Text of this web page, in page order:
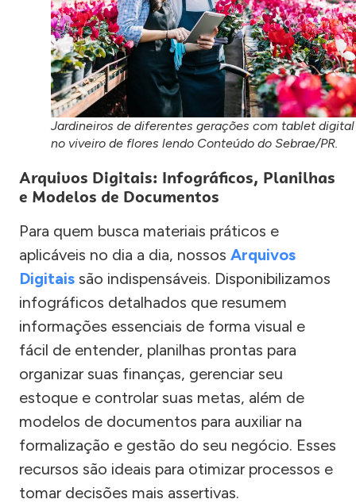
Jardineiros de diferentes gerações com tablet digital
no viveiro de flores lendo Conteúdo do Sebrae/PR.
Arquivos Digitais: Infográficos, Planilhas
e Modelos de Documentos
Para quem busca materiais práticos e
aplicáveis no dia a dia, nossos Arquivos
Digitais são indispensáveis. Disponibilizamos
infográficos detalhados que resumem
informações essenciais de forma visual e
fácil de entender, planilhas prontas para
organizar suas finanças, gerenciar seu
estoque e controlar suas metas, além de
modelos de documentos para auxiliar na
formalização e gestão do seu negócio. Esses
recursos são ideais para otimizar processos e
tomar decisões mais assertivas.